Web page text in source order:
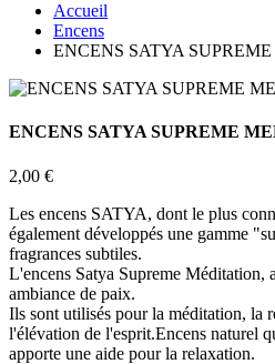
Accueil
Encens
ENCENS SATYA
ENCENS SATYA SUPREME
2,00 €
Les encens SATYA, dont le plus
également développés une gamme
fragrances subtiles.
L'encens Satya Supreme Méditation,
ambiance de paix.
Ils sont utilisés pour la méditation, la
l'élévation de l'esprit.Encens naturel
apporte une aide pour la relaxation.